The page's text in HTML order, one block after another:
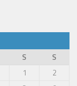
S
S
1
2